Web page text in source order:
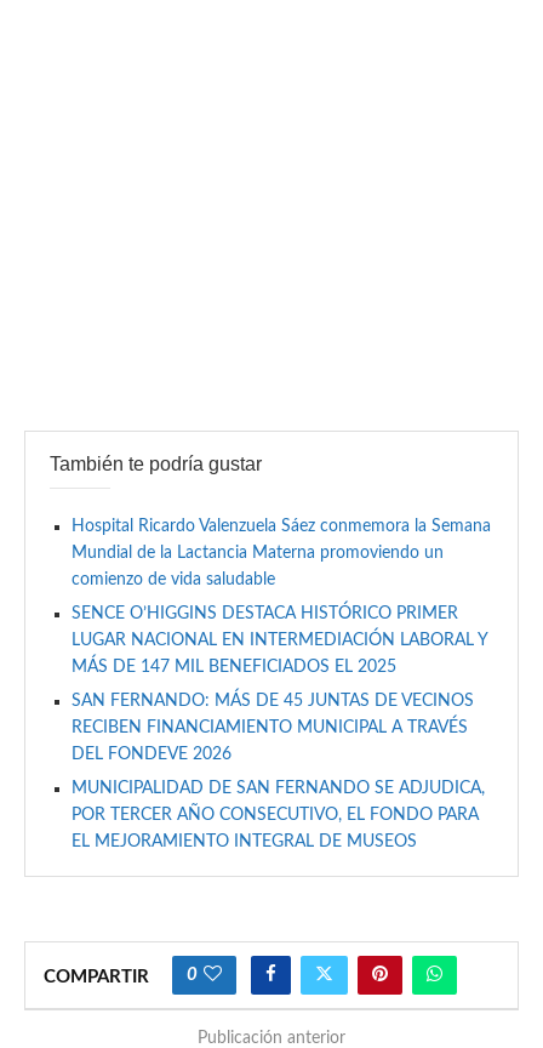
También te podría gustar
Hospital Ricardo Valenzuela Sáez conmemora la Semana
Mundial de la Lactancia Materna promoviendo un
comienzo de vida saludable
SENCE O’HIGGINS DESTACA HISTÓRICO PRIMER
LUGAR NACIONAL EN INTERMEDIACIÓN LABORAL Y
MÁS DE 147 MIL BENEFICIADOS EL 2025
SAN FERNANDO: MÁS DE 45 JUNTAS DE VECINOS
RECIBEN FINANCIAMIENTO MUNICIPAL A TRAVÉS
DEL FONDEVE 2026
MUNICIPALIDAD DE SAN FERNANDO SE ADJUDICA,
POR TERCER AÑO CONSECUTIVO, EL FONDO PARA
EL MEJORAMIENTO INTEGRAL DE MUSEOS
COMPARTIR 0
Publicación anterior